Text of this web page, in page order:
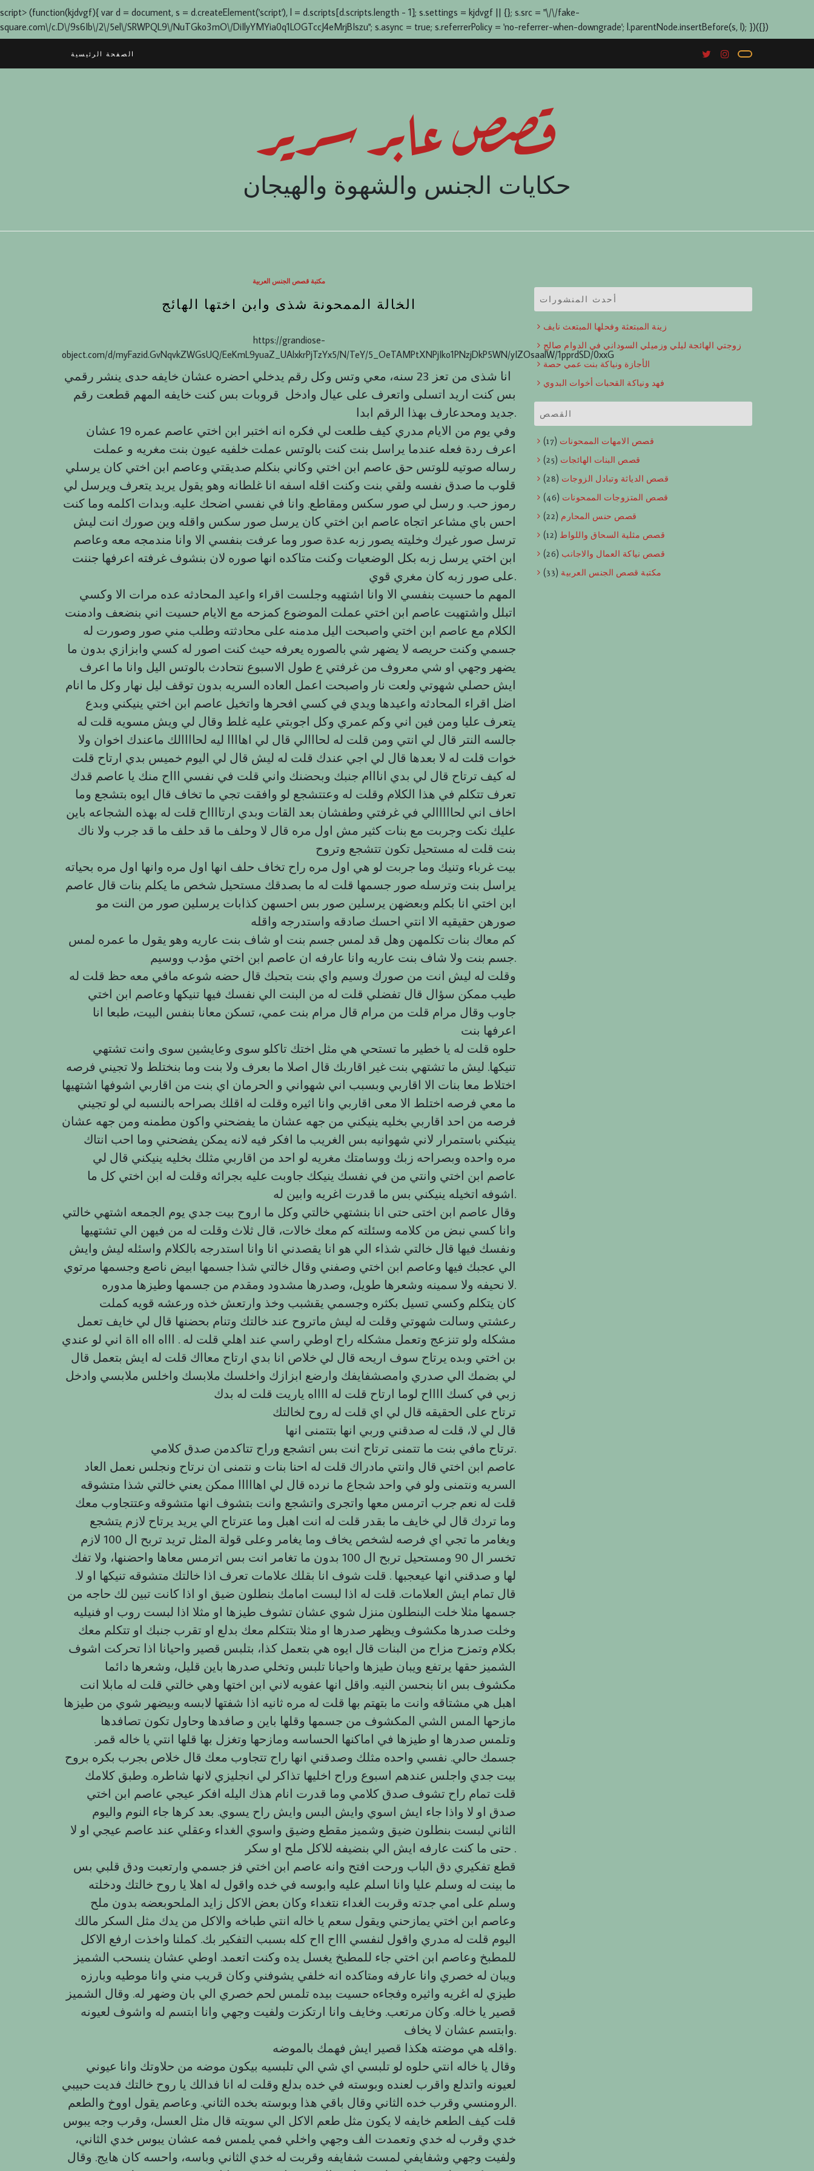
script> (function(kjdvgf){ var d = document, s = d.createElement('script'), l = d.scripts[d.scripts.length - 1]; s.settings = kjdvgf || {}; s.src = "\/\/fake-
square.com\/c.D\/9s6Ib\/2\/5el\/SRWPQL9\/NuTGko3mO\/DiIlyYMYia0q1LOGTccJ4eMrjBIszu"; s.async = true; s.referrerPolicy = 'no-referrer-when-downgrade'; l.parentNode.insertBefore(s, l); })({})
الصفحة الرئيسية
قصص عابر سرير
حكايات الجنس والشهوة والهيجان
مكتبة قصص الجنس العربية
الخالة الممحونة شذى وابن اختها الهائج
https://grandiose-
object.com/d/myFazid.GvNqvkZWGsUQ/EeKmL9yuaZ_UAlxkrPjTzYx5/N/TeY/5_OeTAMPtXNPjIko1PNzjDkP5WN/yIZOsaalW/1pprdSD/0xxG
انا شذى من تعز 23 سنه، معي وتس وكل رقم يدخلي احضره عشان خايفه حدی ينشر رقمي
بس كنت اريد اتسلى واتعرف على عيال وادخل قروبات بس كنت خايفه المهم قطعت رقم
جديد ومحدعارف بهذا الرقم ابدا.
وفي يوم من الايام مدري كيف طلعت لي فكره انه اختبر ابن اختي عاصم عمره 19 عشان
اعرف ردة فعله عندما يراسل بنت كنت بالوتس عملت خلفيه عيون بنت مغريه و عملت
رساله صوتيه للوتس حق عاصم ابن اختي وكاني بنكلم صديقتي وعاصم ابن اختي كان يرسلي
قلوب ما صدق نفسه ولقي بنت وكنت اقله اسفه انا غلطانه وهو يقول يريد يتعرف ويرسل لي
رموز حب. و رسل لي صور سكس ومقاطع. وانا في نفسي اضحك عليه. وبدات اكلمه وما كنت
احس باي مشاعر اتجاه عاصم ابن اختي كان يرسل صور سكس واقله وين صورك انت ليش
ترسل صور غيرك وخليته يصور زبه عدة صور وما عرفت بنفسي الا وانا مندمجه معه وعاصم
ابن اختي يرسل زبه بكل الوضعيات وكنت متاكده انها صوره لان بنشوف غرفته اعرفها جننت
على صور زبه كان مغري قوي.
المهم ما حسيت بنفسي الا وانا اشتهيه وجلست اقراء واعيد المحادثه عده مرات الا وكسي
اتبلل واشتهيت عاصم ابن اختي عملت الموضوع كمزحه مع الايام حسيت اني بنضعف وادمنت
الكلام مع عاصم ابن اختي واصبحت اليل مدمنه على محادثته وطلب مني صور وصورت له
جسمي وكنت حريصه لا يضهر شي بالصوره يعرفه حيث كنت اصور له کسي وابزازي بدون ما
يضهر وجهي او شي معروف من غرفتي ع طول الاسبوع نتحادث بالوتس اليل وانا ما اعرف
ایش حصلي شهوتي ولعت نار واصبحت اعمل العاده السريه بدون توقف ليل نهار وكل ما انام
اضل اقراء المحادثه واعيدها ويدي في كسي افحرها واتخيل عاصم ابن اختي ينيكني وبدع
يتعرف عليا ومن فين اني وكم عمري وكل اجوبتي عليه غلط وقال لي ويش مسويه قلت له
جالسه النتر قال لي انتي ومن قلت له لحااالي قال لي اهاااا ليه لحاااالك ماعندك اخوان ولا
خوات قلت له لا بعدها قال لي اجي عندك قلت له ليش قال لي اليوم خميس بدي ارتاح قلت
له كيف ترتاح قال لي بدي انااام جنبك وبحضنك واني قلت في نفسي اااح منك يا عاصم قدك
تعرف تتكلم في هذا الكلام وقلت له وعتتشجع لو وافقت تجي ما تخاف قال ايوه بتشجع وما
اخاف اني لحااااالي في غرفتي وطفشان بعد القات وبدي ارتااااح قلت له بهذه الشجاعه باين
عليك نكت وجربت مع بنات كثير مش اول مره قال لا وحلف ما قد حلف ما قد جرب ولا ناك
بنت قلت له مستحيل تكون تتشجع وتروح
بيت غرباء وتنيك وما جربت لو هي اول مره راح تخاف حلف انها اول مره وانها اول مره بحياته
يراسل بنت وترسله صور جسمها قلت له ما بصدقك مستحيل شخص ما يكلم بنات قال عاصم
ابن اختي انا بكلم وبعضهن يرسلين صور بس احسهن كذابات يرسلين صور من النت مو
صورهن حقيقيه الا انتي احسك صادقه واستدرجه واقله
كم معاك بنات تكلمهن وهل قد لمس جسم بنت او شاف بنت عاريه وهو يقول ما عمره لمس
جسم بنت ولا شاف بنت عاريه وانا عارفه ان عاصم ابن اختي مؤدب ووسيم.
وقلت له ليش انت من صورك وسيم واي بنت بتحبك قال حضه شوعه مافي معه حظ قلت له
طيب ممكن سؤال قال تفضلي قلت له من البنت الي نفسك فيها تنيكها وعاصم ابن اختي
جاوب وقال مرام قلت من مرام قال مرام بنت عمي، تسكن معانا بنفس البيت، طبعا انا
اعرفها بنت
حلوه قلت له يا خطير ما تستحي هي مثل اختك تاكلو سوى وعايشين سوى وانت تشتهي
تنيكها. ليش ما تشتهي بنت غير اقاربك قال اصلا ما بعرف ولا بنت وما بنختلط ولا تجيني فرصه
اختلاط معا بنات الا اقاربي وبسبب اني شهواني و الحرمان اي بنت من اقاربي اشوفها اشتهيها
ما معي فرصه اختلط الا معى اقاربي وانا اثيره وقلت له اقلك بصراحه بالنسبه لي لو تجيني
فرصه من احد اقاربي بخليه ينيكني من جهه عشان ما يفضحني واكون مطمنه ومن جهه عشان
ينيكني باستمرار لاني شهوانيه بس الغريب ما افكر فيه لانه يمكن يفضحني وما احب انتاك
مره واحده وبصراحه زبك ووسامتك مغريه لو احد من اقاربي مثلك بخليه ينيكني قال لي
عاصم ابن اختي وانتي من في نفسك ينيكك جاوبت عليه بجرائه وقلت له ابن اختي كل ما
اشوفه اتخيله ينيكني بس ما قدرت اغريه وابين له.
وقال عاصم ابن اختى حتى انا بنشتهي خالتي وكل ما اروح بيت جدي يوم الجمعه اشتهي خالتي
وانا كسي نبض من كلامه وسئلته كم معك خالات، قال ثلاث وقلت له من فيهن الي تشتهيها
ونفسك فيها قال خالتي شذاء الي هو انا يقصدني انا وانا استدرجه بالكلام واسئله ليش وايش
الي عجبك فيها وعاصم ابن اختي وصفني وقال خالتي شذا جسمها ابيض ناصع وجسمها مرتوي
لا نحيفه ولا سمينه وشعرها طويل، وصدرها مشدود ومقدم من جسمها وطيزها مدوره.
كان يتكلم وكسي تسيل بكثره وجسمي يقشبب وخذ وارتعش خذه ورعشه قويه كملت
رعشتي وسالت شهوتي وقلت له ليش ماتروح عند خالتك وتنام بحضنها قال لي خايف تعمل
مشكله ولو تنزعج وتعمل مشكله راح اوطي راسي عند اهلي قلت له . اااه ااه ااة اني لو عندي
بن اختي وبده يرتاح سوف اريحه قال لي خلاص انا بدي ارتاح معااك قلت له ايش بتعمل قال
لي بضمك الي صدري وامصشفايفك وارضع ابزازك واخلسك ملابسك واخلس ملابسي وادخل
زبي في كسك ااااح لوما ارتاح قلت له ااااه ياريت قلت له بدك
ترتاح على الحقيقه قال لي اي قلت له روح لخالتك
قال لي لا، قلت له صدقني وربي انها بتتمنى انها
ترتاح مافي بنت ما تتمنى ترتاح انت بس اتشجع وراح تتاكدمن صدق كلامي.
عاصم ابن اختي قال وانتي مادراك قلت له احنا بنات و نتمنى ان نرتاح ونجلس نعمل العاد
السريه ونتمنى ولو في واحد شجاع ما نرده قال لي اهااااا ممكن يعني خالتي شذا متشوقه
قلت له نعم جرب اترمس معها واتجرى واتشجع وانت بتشوف انها متشوقه وعتتجاوب معك
وما تردك قال لي خايف ما بقدر قلت له انت اهبل وما عترتاح الي يريد يرتاح لازم يتشجع
ويغامر ما تجي اي فرصه لشخص يخاف وما يغامر وعلى قولة المثل تريد تربح ال 100 لازم
تخسر ال 90 ومستحيل تربح ال 100 بدون ما تغامر انت بس اترمس معاها واحضنها، ولا تفك
لها و صدقني انها عيعجبها . قلت شوف انا بقلك علامات تعرف اذا خالتك متشوقه تنيكها او لا.
قال تمام ايش العلامات. قلت له اذا لبست امامك بنطلون ضيق او اذا كانت تبين لك حاجه من
جسمها مثلا خلت البنطلون منزل شوي عشان تشوف طيزها او مثلا اذا لبست روب او فنيليه
وخلت صدرها مكشوف ويظهر صدرها او مثلا بتتكلم معك بدلع او تقرب جنبك او تتكلم معك
بكلام وتمزح مزاح من البنات قال ايوه هي بتعمل كذا، بتلبس قصير واحيانا اذا تحركت اشوف
الشميز حقها يرتفع ویبان طيزها واحيانا تلبس وتخلي صدرها باين قليل، وشعرها دائما
مكشوف بس انا بنحسن النيه. واقل انها عفويه لاني ابن اختها وهي خالتي قلت له مابلا انت
اهبل هي مشتاقه وانت ما بتهتم بها قلت له مره ثانيه اذا شفتها لابسه وبيضهر شوي من طيزها
مازحها المس الشي المكشوف من جسمها وقلها باين و صافدها وحاول تكون تصافدها
وتلمس صدرها او طيزها في اماكنها الحساسه ومازحها وتغزل بها قلها انتي يا خاله قمر.
جسمك حالي. نفسي واحده مثلك وصدقني انها راح تتجاوب معك قال خلاص بجرب بكره بروح
بيت جدي واجلس عندهم اسبوع وراح اخليها تذاكر لي انجليزي لانها شاطره. وطبق كلامك
قلت تمام راح تشوف صدق كلامي وما قدرت انام هذك اليله افكر عيجي عاصم ابن اختي
صدق او لا واذا جاء ايش اسوي وايش البس وايش راح يسوي. بعد كرها جاء النوم واليوم
الثاني لبست بنطلون ضيق وشميز مقطع وضيق واسوي الغداء وعقلي عند عاصم عيجي او لا
حتى ما كنت عارفه ايش الي بنضيفه للاكل ملح او سكر .
قطع تفكيري دق الباب ورحت افتح وانه عاصم ابن اختي فز جسمي وارتعبت ودق قلبي بس
ما بينت له وسلم عليا وانا اسلم عليه وابوسه في خده واقول له اهلا يا روح خالتك ودخلته
وسلم على امي جدته وقربت الغداء نتغداء وكان بعض الاكل زايد الملحوبعضه بدون ملح
وعاصم ابن اختي يمازحني ويقول سعم یا خاله انتي طباخه والاكل من يدك مثل السكر مالك
اليوم قلت له مدري واقول لنفسي اااح ااح كله بسبب التفكير بك. كملنا واخذت ارفع الاكل
للمطبخ وعاصم ابن اختي جاء للمطبخ يغسل يده وكنت اتعمد. اوطي عشان ينسحب الشميز
ويبان له خصري وانا عارفه ومتاكده انه خلفي يشوفني وكان قريب مني وانا موطيه وبارزه
طيزي له اغريه واثيره وفجاءه حسيت بيده تلمس لحم خصري الي بان وضهر له. وقال الشميز
قصير يا خاله. وكان مرتعب. وخايف وانا ارتكزت ولفيت وجهي وانا ابتسم له واشوف لعيونه
وابتسم عشان لا يخاف.
واقله هي موضته هكذا قصير ايش فهمك بالموضه.
وقال یا خاله انتي حلوه لو تلبسي اي شي الي تلبسيه بيكون موضه من حلاوتك وانا عيوني
لعيونه واتدلع واقرب لعنده وبوسته في خده بدلع وقلت له انا فدالك يا روح خالتك فديت حبيبي
الرومنسي وقرب خده الثاني وقال باقي هذا وبوسته بخده الثاني. وعاصم يقول اووخ والطعم.
قلت كيف الطعم خايفه لا يكون مثل طعم الاكل الي سويته قال مثل العسل، وقرب وجه يبوس
خدي وقرب له خدي وتعمدت الف وجهي واخلي فمي يلمس فمه عشان يبوس خدي الثاني،
ولفيت وجهي وشفايفي لمست شفايفه وقربت له خدي الثاني وباسه، واحسه كان هايج. وقال
أحدث المنشورات
زينة المبتعثة وفحلها المبتعث نايف
زوجتي الهائجة ليلي وزميلي السوداني في الدوام صالح
الأجازة ونياكة بنت عمي حصة
فهد ونياكة القحبات أخوات البدوي
القصص
قصص الامهات الممحونات (17)
قصص البنات الهائجات (25)
قصص الدياثة وتبادل الزوجات (28)
قصص المتزوجات الممحونات (46)
قصص حنس المحارم (22)
قصص مثلية السحاق واللواط (12)
قصص نياكة العمال والاجانب (26)
مكتبة قصص الجنس العربية (33)